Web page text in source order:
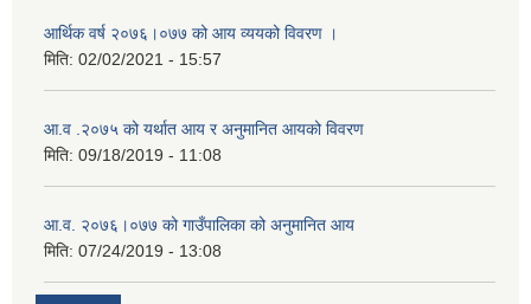
आर्थिक वर्ष २०७६।०७७ को आय व्ययको विवरण ।
मिति: 02/02/2021 - 15:57
आ.व .२०७५ को यर्थात आय र अनुमानित आयको विवरण
मिति: 09/18/2019 - 11:08
आ.व. २०७६।०७७ को गाउँपालिका को अनुमानित आय
मिति: 07/24/2019 - 13:08